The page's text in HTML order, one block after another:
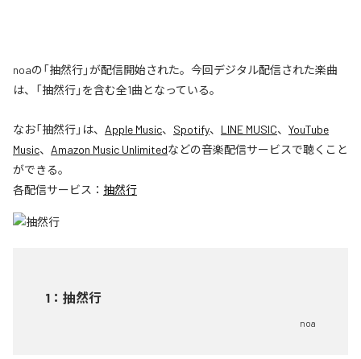
noaの「抽然行」が配信開始された。今回デジタル配信された楽曲
は、「抽然行」を含む全1曲となっている。
なお「抽然行」は、 Apple Music、 Spotify、 LINE MUSIC、 YouTube
Music、 Amazon Music Unlimitedなどの音楽配信サービスで聴くこと
ができる。
各配信サービス： 抽然行
1 ： 抽然行
noa